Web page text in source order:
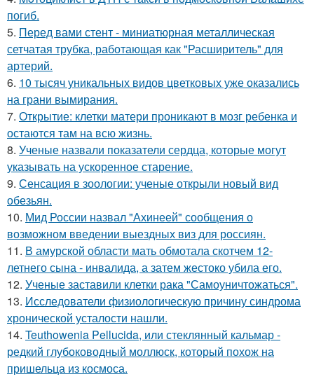
погиб.
5. Перед вами стент - миниатюрная металлическая
сетчатая трубка, работающая как "Расширитель" для
артерий.
6. 10 тысяч уникальных видов цветковых уже оказались
на грани вымирания.
7. Открытие: клетки матери проникают в мозг ребенка и
остаются там на всю жизнь.
8. Ученые назвали показатели сердца, которые могут
указывать на ускоренное старение.
9. Сенсация в зоологии: ученые открыли новый вид
обезьян.
10. Мид России назвал "Ахинеей" сообщения о
возможном введении выездных виз для россиян.
11. В амурской области мать обмотала скотчем 12-
летнего сына - инвалида, а затем жестоко убила его.
12. Ученые заставили клетки рака "Самоуничтожаться".
13. Исследователи физиологическую причину синдрома
хронической усталости нашли.
14. Teuthowenia Pellucida, или стеклянный кальмар -
редкий глубоководный моллюск, который похож на
пришельца из космоса.